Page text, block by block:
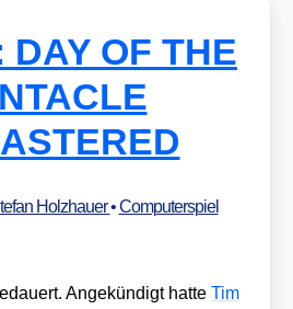
OF THE
Holzhauer•Computerspiel
Ange­kün­digt hat­teTim